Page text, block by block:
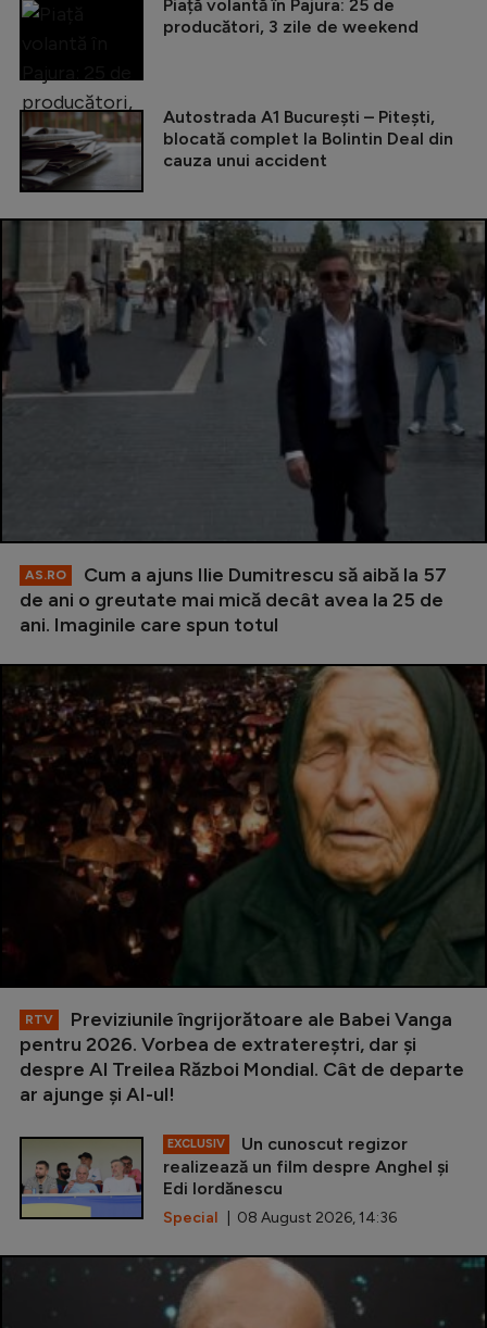
Piață volantă în Pajura: 25 de
producători, 3 zile de weekend
Autostrada A1 București – Pitești,
blocată complet la Bolintin Deal din
cauza unui accident
AS.RO
Cum a ajuns Ilie Dumitrescu să aibă la 57
de ani o greutate mai mică decât avea la 25 de
ani. Imaginile care spun totul
RTV
Previziunile îngrijorătoare ale Babei Vanga
pentru 2026. Vorbea de extratereștri, dar și
despre Al Treilea Război Mondial. Cât de departe
ar ajunge și AI-ul!
EXCLUSIV
Un cunoscut regizor
realizează un film despre Anghel și
Edi Iordănescu
Special | 08 August 2026, 14:36